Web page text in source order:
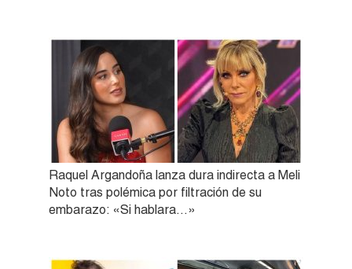
Raquel Argandoña lanza dura indirecta a Meli
Noto tras polémica por filtración de su
embarazo: «Si hablara…»